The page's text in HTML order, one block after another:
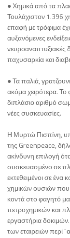
● Χημικά από τα
Τουλάχιστον 1.396
επαφή με τρόφιμα
αυξανόμενες
νευροαναπτυξιακές
παχυσαρκία και
● Τα παλιά,
ακόμα χειρότερα.
διπλάσιο αριθμό
νέες συσκευασίες.
Η Μυρτώ Πισπίνη,
της Greenpeace,
ακίνδυνη επιλογή
συσκευασμένο σε
εκτεθειμένοι σε ένα
χημικών ουσιών
κοντά στο φαγητό
πετροχημικών και
εργαστήρια δοκιμών.
των εταιρειών περί